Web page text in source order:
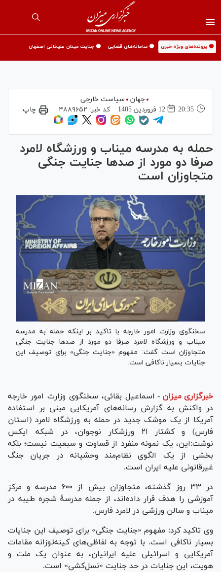
🟡 پرونده‌های ویژه خبری 🟡 سامانه‌های قضایی 🟡 جنایت میدان علیخانی اصفهان
جهان
سیاست خارجی
20:35
12 فروردين 1405 کد خبر: ۴۸۸۹۶۵۲ چاپ
حمله به مدرسه میناب و ورزشگاه لامرد
صرفا دو مورد از صد‌ها جنایت جنگی
متجاوزان است
سخنگوی وزارت امور خارجه با تاکید بر اینکه حمله به مدرسه
میناب و ورزشگاه لامرد صرفا دو مورد از صد‌ها جنایت جنگی
متجاوزان است گفت: مفهوم «جنایت جنگی» برای توصیف این
جنایات بسیار ناکافی است.
خبرگزاری میزان - اسماعیل بقائی، سخنگوی وزارت امور خارجه
در واکنش به گزارش رسانه‌های آمریکایی مبنی بر استفاده
آمریکا از یک موشک جدید در حمله به ورزشگاه لامرد (استان
فارس) و کشتار ۲۱ ورزشکار نوجوان، در شبکه ایکس
نوشت:این، یک نمونه منفرد از قساوت و سبعیت نیست؛ بلکه
بخشی از یک الگوی نظام‌مند وحشیانه در جریان جنگ
غیرقانونی علیه ایران است.
در ۳۳ روز گذشته، متجاوزان بیش از ۶۰۰ مدرسه و مرکز
آموزشی را هدف قرار داده‌اند، از جمله مدرسهٔ شجره طیبه در
میناب و سالن ورزشی در لامرد فارس.
وی تاکید کرد: مفهوم «جنایت جنگی» برای توصیف این جنایات
بسیار ناکافی است. با توجه به لفاظی‌های کینه‌توزانه مقامات
آمریکایی و اسرائیلی علیه ایرانیان، به عنوان یک ملت و
هویت، این جنایات در حد جنایت «نسل‌کشی» است.